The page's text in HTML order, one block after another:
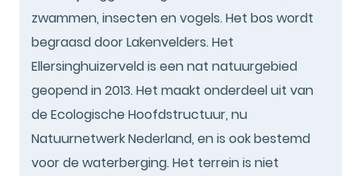
zwammen, insecten en vogels. Het bos wordt
begraasd door Lakenvelders. Het
Ellersinghuizerveld is een nat natuurgebied
geopend in 2013. Het maakt onderdeel uit van
de Ecologische Hoofdstructuur, nu
Natuurnetwerk Nederland, en is ook bestemd
voor de waterberging. Het terrein is niet